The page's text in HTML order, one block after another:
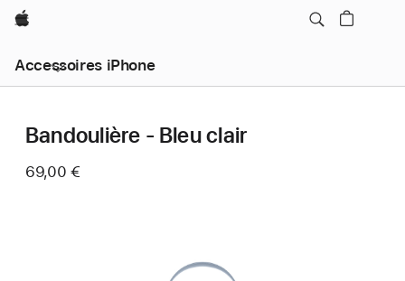
Apple
Accessoires iPhone
Bandoulière - Bleu clair
69,00 €